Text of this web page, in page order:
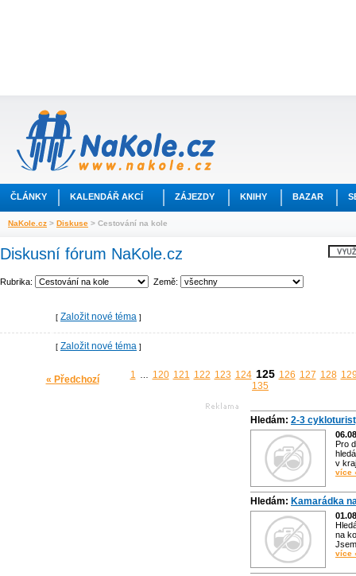
ČLÁNKY KALENDÁŘ AKCÍ ZÁJEZDY KNIHY BAZAR
NaKole.cz > Diskuse > Cestování na kole
Diskusní fórum NaKole.cz
Rubrika: Země:
[ Založit nové téma ]
[ Založit nové téma ]
« Předchozí 1 120 121 122 123 124 125 126 127 128
135
Hledám: 2-3
Pro
v
více
Hledám: Kamarádka
na
více